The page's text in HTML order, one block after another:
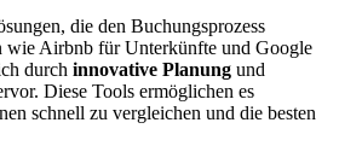
die den Buchungsprozess
wie Airbnb für Unterkünfte und Google
durch innovative Planung und
Diese Tools ermöglichen es
schnell zu vergleichen und die besten